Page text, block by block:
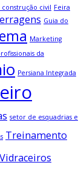
civil Feira
Guia do
Marketing
da
Persiana Integrada
setor de esquadrias e
Treinamento
Vidraceiros